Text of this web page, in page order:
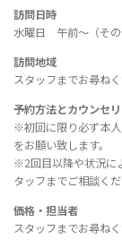
訪問日時
水曜日 午前〜（その
訪問地域
スタッフまでお尋ねく
予約方法とカウンセ
※初回に限り必ず本
をお願い致します。
※2回目以降や状況に
タッフまでご相談くだ
価格・担当者
スタッフまでお尋ねく